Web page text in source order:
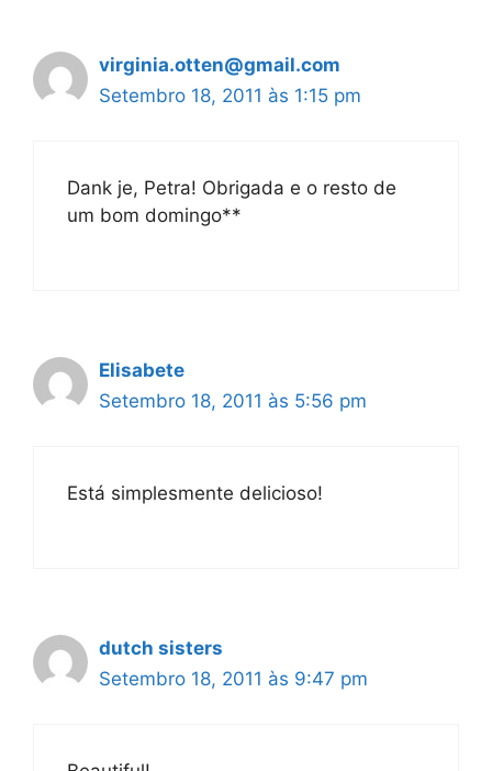
virginia.otten@gmail.com
Setembro 18, 2011 às 1:15 pm
Dank je, Petra! Obrigada e o resto de
um bom domingo**
Elisabete
Setembro 18, 2011 às 5:56 pm
Está simplesmente delicioso!
dutch sisters
Setembro 18, 2011 às 9:47 pm